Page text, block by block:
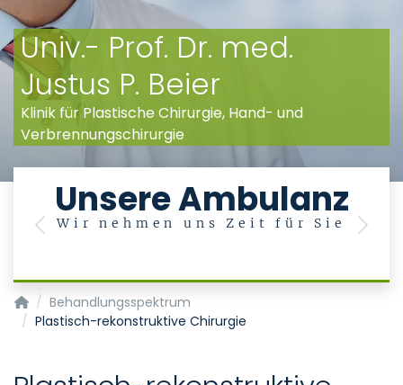
Univ.- Prof. Dr. med.
Justus P. Beier
Klinik für Plastische Chirurgie, Hand- und
Verbrennungschirurgie
Unsere Ambulanz
Wir nehmen uns Zeit für Sie
Previous Next
Klinik für Plastische Chirurgie, Hand- und
Behandlungsspektrum
Plastisch-rekonstruktive Chirurgie